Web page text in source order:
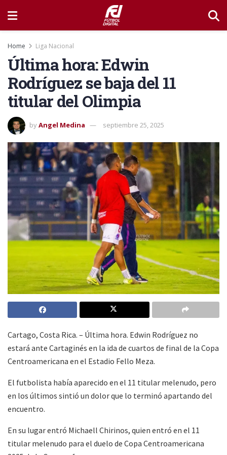
Home Liga Nacional
Última hora: Edwin
Rodríguez se baja del 11
titular del Olimpia
byAngel Medina septiembre 25, 2025
Cartago, Costa Rica. – Última hora. Edwin Rodríguez no
estará ante Cartaginés en la ida de cuartos de final de la Copa
Centroamericana en el Estadio Fello Meza.
El futbolista había aparecido en el 11 titular melenudo, pero
en los últimos sintió un dolor que lo terminó apartando del
encuentro.
En su lugar entró Michaell Chirinos, quien entró en el 11
titular melenudo para el duelo de Copa Centroamericana